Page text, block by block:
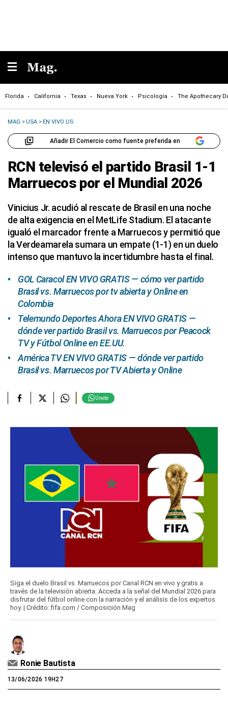
Florida California Texas Nueva York Psicología The Apothecary
MAG >USA >EN VIVO US
Añadir El Comercio como fuente preferida en
RCN televisó el partido Brasil 1-1
Marruecos por el Mundial 2026
Vinicius Jr. acudió al rescate de Brasil en una noche
de alta exigencia en el MetLife Stadium. El atacante
igualó el marcador frente a Marruecos y permitió que
la Verdeamarela sumara un empate (1-1) en un duelo
intenso que mantuvo la incertidumbre hasta el final.
GOL Caracol EN VIVO GRATIS — cómo ver partido
Brasil vs. Marruecos por tv abierta y Online en
Colombia
Telemundo Deportes Ahora EN VIVO GRATIS —
dónde ver partido Brasil vs. Marruecos por Peacock
TV y Fútbol Online en EE.UU.
América TV EN VIVO GRATIS — dónde ver partido
Brasil vs. Marruecos por TV Abierta y Online
Únete
Siga el duelo Brasil vs. Marruecos por Canal RCN en vivo y gratis a
través de la televisión abierta. Acceda a la señal del Mundial 2026 para
disfrutar del fútbol online con la narración y el análisis de los expertos
hoy. | Crédito: fifa.com / Composición Mag
Ronie Bautista
13/06/2026 19H27